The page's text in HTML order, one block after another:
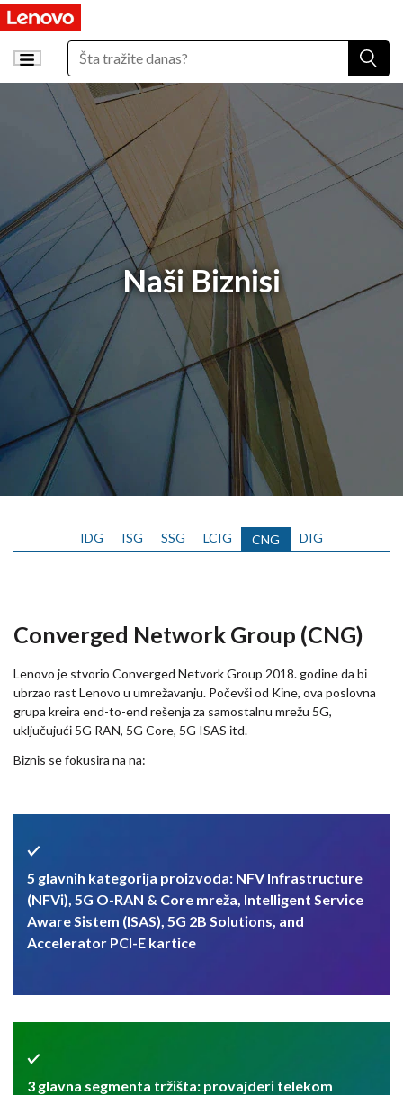
Naši Biznisi
IDG ISG SSG LCIG CNG DIG
Converged Network Group (CNG)
Lenovo je stvorio Converged Netvork Group 2018. godine da bi
ubrzao rast Lenovo u umrežavanju. Počevši od Kine, ova poslovna
grupa kreira end-to-end rešenja za samostalnu mrežu 5G,
uključujući 5G RAN, 5G Core, 5G ISAS itd.
Biznis se fokusira na na:
5 glavnih kategorija proizvoda: NFV Infrastructure
(NFVi), 5G O-RAN & Core mreža, Intelligent Service
Aware Sistem (ISAS), 5G 2B Solutions, and
Accelerator PCI-E kartice
3 glavna segmenta tržišta: provajderi telekom